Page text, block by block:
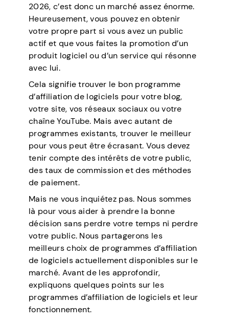
2026, c’est donc un marché assez énorme.
Heureusement, vous pouvez en obtenir
votre propre part si vous avez un public
actif et que vous faites la promotion d’un
produit logiciel ou d’un service qui résonne
avec lui.
Cela signifie trouver le bon programme
d’affiliation de logiciels pour votre blog,
votre site, vos réseaux sociaux ou votre
chaîne YouTube. Mais avec autant de
programmes existants, trouver le meilleur
pour vous peut être écrasant. Vous devez
tenir compte des intérêts de votre public,
des taux de commission et des méthodes
de paiement.
Mais ne vous inquiétez pas. Nous sommes
là pour vous aider à prendre la bonne
décision sans perdre votre temps ni perdre
votre public. Nous partagerons les
meilleurs choix de programmes d’affiliation
de logiciels actuellement disponibles sur le
marché. Avant de les approfondir,
expliquons quelques points sur les
programmes d’affiliation de logiciels et leur
fonctionnement.